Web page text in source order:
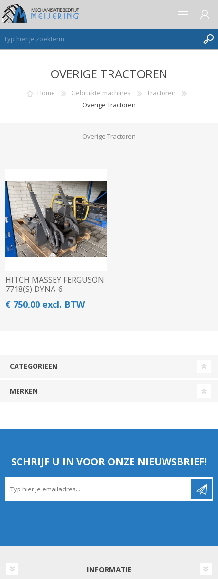
AANMELDEN ALS NIEUWE KLANT
INLOGGEN
OVERIGE TRACTOREN
Home Gebruikte machines
Tractoren
Overige Tractoren
Overige Tractoren
HITCH MASSEY FERGUSON
7718(S) DYNA-6
€ 750,00 excl. BTW
CATEGORIEEN
MERKEN
SCHRIJF U IN VOOR ONZE NIEUWSBRIEF!
INFORMATIE